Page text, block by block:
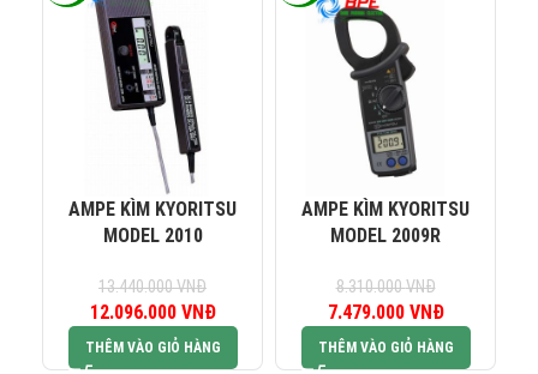
AMPE KÌM KYORITSU
MODEL 2010
13.440.000VNĐ
Giá gốc là:
13.440.000 VNĐ.
12.096.000 VNĐ
Giá hiện tại là:
12.096.000 VNĐ.
THÊM VÀO GIỎ HÀNG
AMPE KÌM KYORITSU
MODEL 2009R
8.310.000VNĐ
Giá gốc là:
8.310.000 VNĐ.
7.479.000 VNĐ
7.479.000
THÊM VÀO GIỎ HÀNG
0823 944 186